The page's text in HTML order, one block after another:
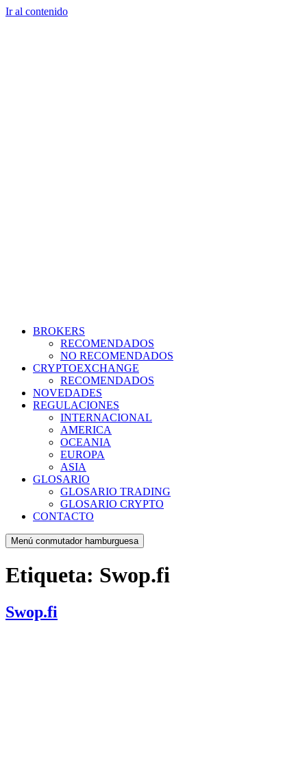
Ir al contenido
BROKERS
RECOMENDADOS
NO RECOMENDADOS
CRYPTOEXCHANGE
RECOMENDADOS
NOVEDADES
REGULACIONES
INTERNACIONAL
AMERICA
OCEANIA
EUROPA
ASIA
GLOSARIO
GLOSARIO TRADING
GLOSARIO CRYPTO
CONTACTO
Menú conmutador hamburguesa
Etiqueta: Swop.fi
Swop.fi